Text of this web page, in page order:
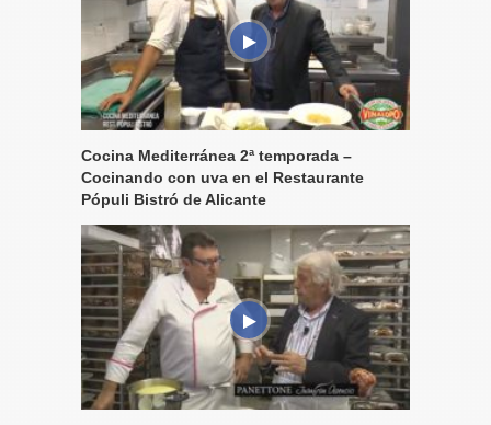
Cocina Mediterránea 2ª temporada –
Cocinando con uva en el Restaurante
Pópuli Bistró de Alicante